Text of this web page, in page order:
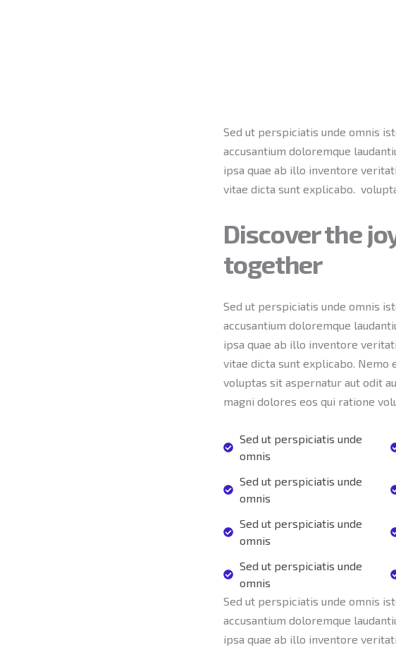
Sed ut perspiciatis unde omnis
accusantium doloremque
ipsa quae ab illo inventore
vitae dicta sunt explicabo.
Discover the
together
Sed ut perspiciatis unde omnis
accusantium doloremque
ipsa quae ab illo inventore
vitae dicta sunt explicabo. Nemo
voluptas sit aspernatur aut odit
magni dolores eos qui ratione
Sed ut perspiciatis unde
omnis
Sed ut perspiciatis unde
omnis
Sed ut perspiciatis unde
omnis
Sed ut perspiciatis unde
omnis
Sed ut perspiciatis unde omnis
accusantium doloremque
ipsa quae ab illo inventore